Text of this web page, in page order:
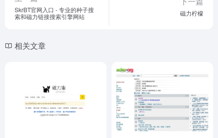
SkrBT官网入口 - 专业的种子搜
索和磁力链接搜索引擎网站
磁力柠檬
相关文章